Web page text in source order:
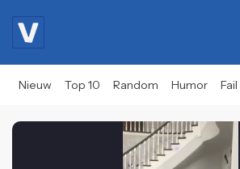
Nieuw Top 10 Random Humor Fail